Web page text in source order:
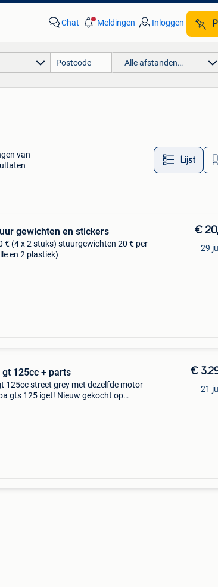
Chat Meldingen Inloggen
Alle afstanden…
van
Lijst
gewichten en stickers
€ (4 x 2 stuks) stuurgewichten 20 € per
en 2 plastiek)
€
29
125cc + parts
125cc street grey met dezelfde motor
gts 125 iget! Nieuw gekocht op
€
21